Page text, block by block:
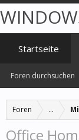
Foren ...
Office
Startseite
Foren durchsuchen